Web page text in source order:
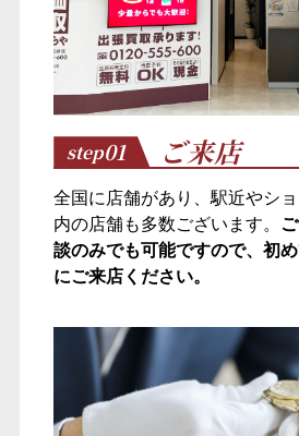
step01 ご来店
全国に店舗があり、駅近やシ
内の店舗も多数ございます。
談のみでも可能ですので、初
にご来店ください。